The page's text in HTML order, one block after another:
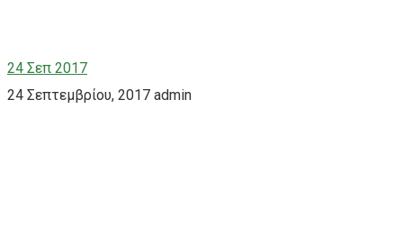
24 Σεπ 2017
24 Σεπτεμβρίου, 2017 admin